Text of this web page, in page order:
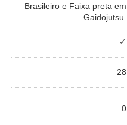
Brasileiro e Faixa preta em
Gaidojutsu.
✓
28
0